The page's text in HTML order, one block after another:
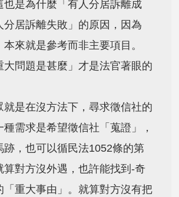
也是為什麼「有人分居訴離成
分居訴離失敗」的原因，因為
本來就是參考而非主要項目。
大問題是甚麼」才是法官著眼的
就是在沒方法下，尋求徵信社的
需求是希望徵信社「蒐證」，
跡，也可以循民法1052條的第
算對方沒外遇，也許能找到-奇
「重大事由」。就算對方沒有把